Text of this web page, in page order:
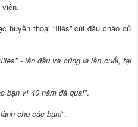
huyền thoại “Illés” cúi đầu chào cử
- lần đầu và cũng là lần cuối, tại
bạn vì 40 năm đã qua!”.
cho các bạn!”.